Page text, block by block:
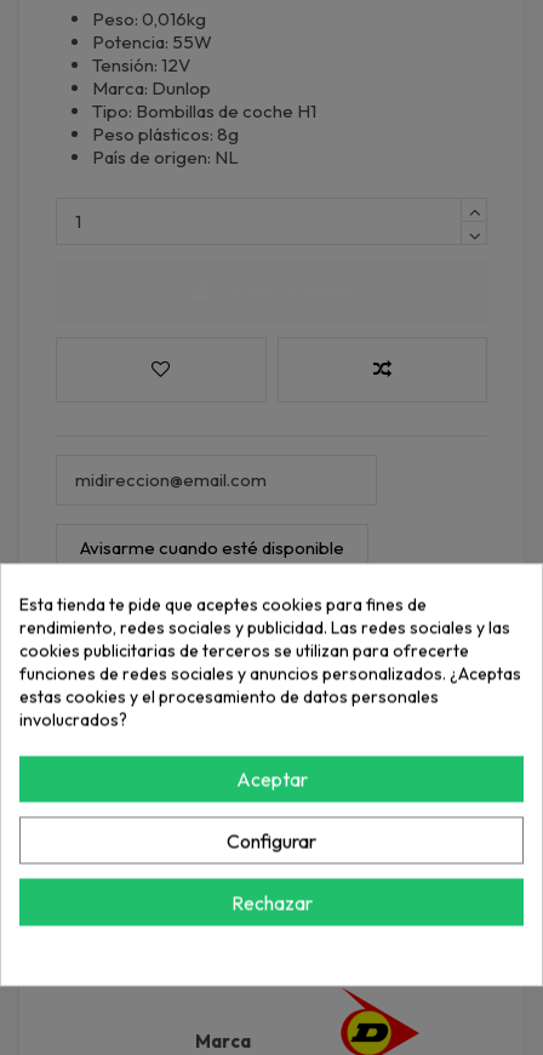
Peso: 0,016kg
Potencia: 55W
Tensión: 12V
Marca: Dunlop
Tipo: Bombillas de coche H1
Peso plásticos: 8g
País de origen: NL
Entrega 24h-48h |
Envío Gratis a partir de
40€
Marca
Esta tienda te pide que aceptes cookies para fines de
rendimiento, redes sociales y publicidad. Las redes sociales y las
cookies publicitarias de terceros se utilizan para ofrecerte
funciones de redes sociales y anuncios personalizados. ¿Aceptas
estas cookies y el procesamiento de datos personales
involucrados?
Aceptar
Configurar
Rechazar